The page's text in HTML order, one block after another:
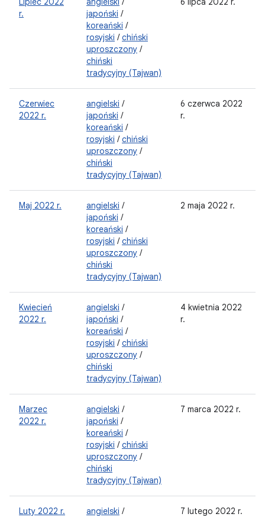
r.
japoński /
koreański /
rosyjski /chiński
uproszczony /
chiński
tradycyjny (Tajwan)
Czerwiec
2022 r.
angielski /
japoński /
koreański /
rosyjski /chiński
uproszczony /
chiński
tradycyjny (Tajwan)
6 czerwca 2022
r.
Maj 2022 r. angielski /
japoński /
koreański /
rosyjski /chiński
uproszczony /
chiński
tradycyjny (Tajwan)
2 maja 2022 r.
Kwiecień
2022 r.
angielski /
japoński /
koreański /
rosyjski /chiński
uproszczony /
chiński
tradycyjny (Tajwan)
4 kwietnia 2022
r.
Marzec
2022 r.
angielski /
japoński /
koreański /
rosyjski /chiński
uproszczony /
chiński
tradycyjny (Tajwan)
7 marca 2022 r.
Luty 2022 r. angielski /
7 lutego 2022 r.